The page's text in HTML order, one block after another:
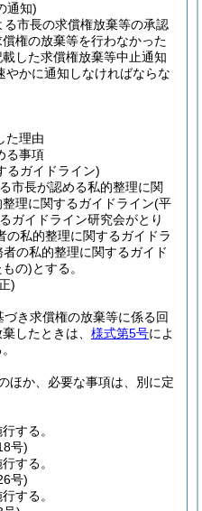
通知)
る市長の求償権放棄等の承認
権の放棄等を行わなかった
した求償権放棄等中止通知
やかに通知しなければならな
た理由
る事項
るガイドライン)
市長が認める私的整理に関
理に関するガイドライン(平
ガイドライン研究会がとり
の私的整理に関するガイドラ
の私的整理に関するガイド
の)とする。
)
づき求償権の放棄等に係る回
したときは、 様式第5号によ
ほか、必要な事項は、別に定
する。
号)
する。
号)
する。